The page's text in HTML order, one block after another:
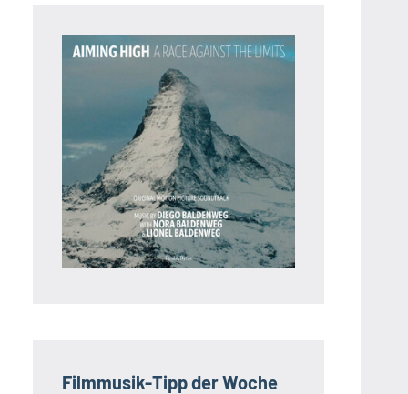
Filmmusik-Tipp der Woche